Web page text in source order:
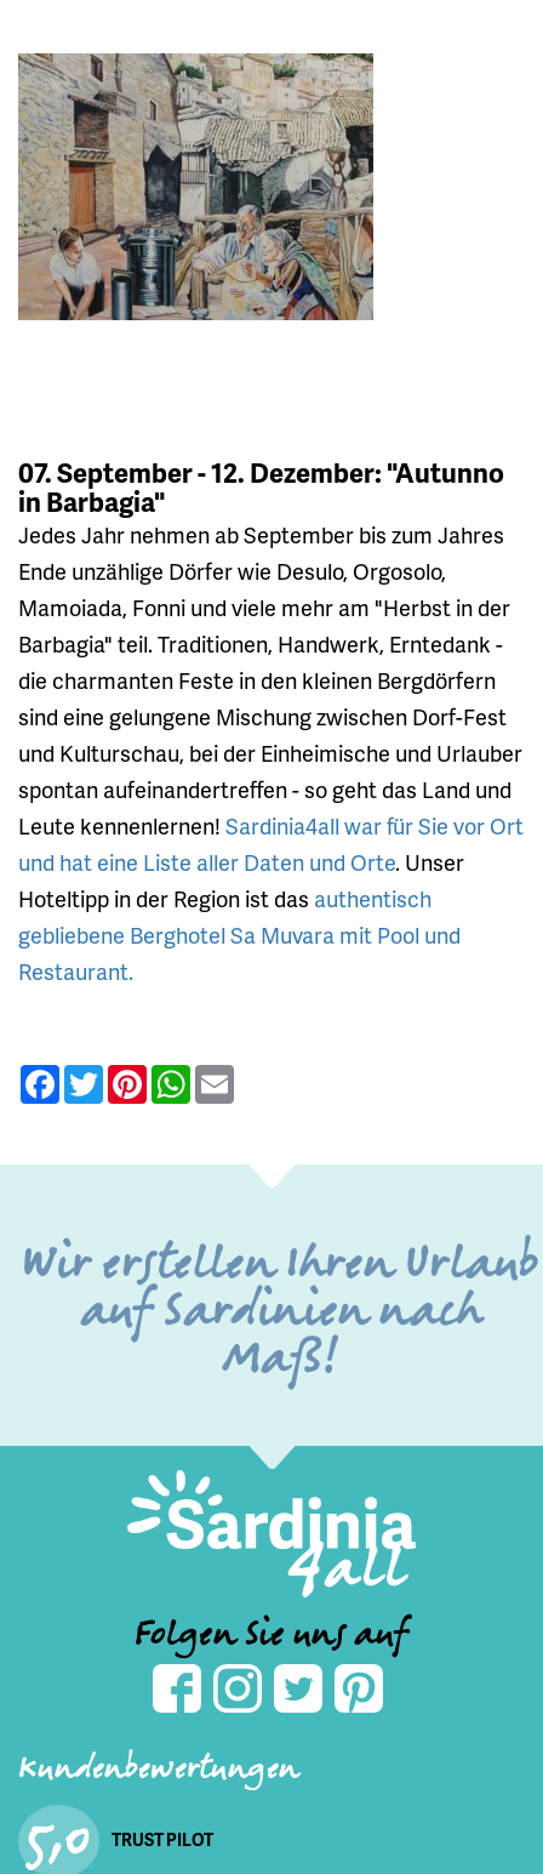
07. September - 12. Dezember: "Autunno
in Barbagia"
Jedes Jahr nehmen ab September bis zum Jahres
Ende unzählige Dörfer wie Desulo, Orgosolo,
Mamoiada, Fonni und viele mehr am "Herbst in der
Barbagia" teil. Traditionen, Handwerk, Erntedank -
die charmanten Feste in den kleinen Bergdörfern
sind eine gelungene Mischung zwischen Dorf-Fest
und Kulturschau, bei der Einheimische und Urlauber
spontan aufeinandertreffen - so geht das Land und
Leute kennenlernen! Sardinia4all war für Sie vor Ort
und hat eine Liste aller Daten und Orte. Unser
Hoteltipp in der Region ist das authentisch
gebliebene Berghotel Sa Muvara mit Pool und
Restaurant.
Facebook
TwitterPinterestWhatsApp
Wir erstellen Ihren Urlaub
auf Sardinien nach
Maß!
Folgen Sie uns auf
Kundenbewertungen
5,0 TRUST PILOT